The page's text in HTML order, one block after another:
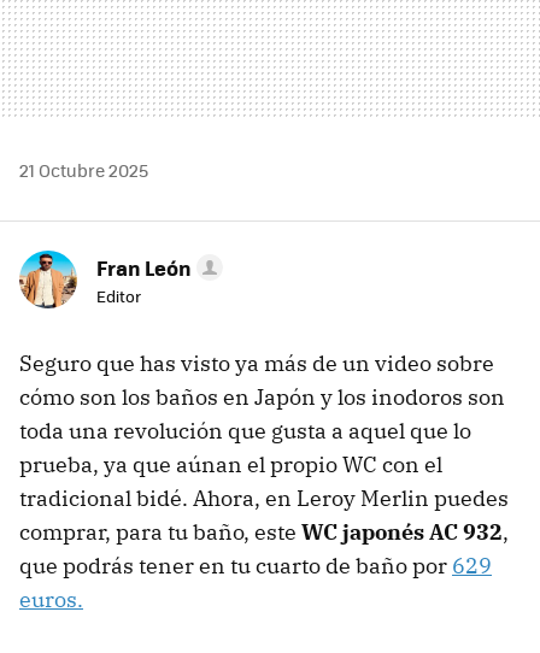
21 Octubre 2025
Fran León
Editor
Seguro que has visto ya más de un video sobre
cómo son los baños en Japón y los inodoros son
toda una revolución que gusta a aquel que lo
prueba, ya que aúnan el propio WC con el
tradicional bidé. Ahora, en Leroy Merlin puedes
comprar, para tu baño, este WC japonésAC 932,
que podrás tener en tu cuarto de baño por 629
euros.